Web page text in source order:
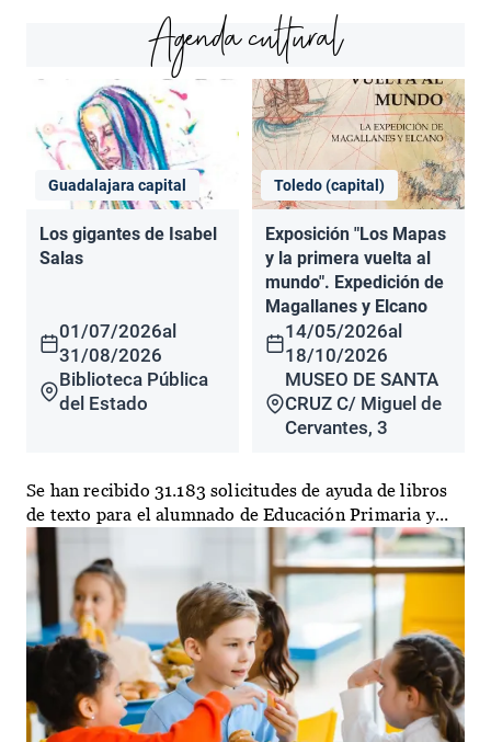
Agenda cultural
Guadalajara capital
Los gigantes de Isabel
Salas
01/07/2026al
31/08/2026
Biblioteca Pública
del Estado
Toledo (capital)
Exposición "Los Mapas
y la primera vuelta al
mundo". Expedición de
Magallanes y Elcano
14/05/2026al
18/10/2026
MUSEO DE SANTA
CRUZ C/ Miguel de
Cervantes, 3
Se han recibido 31.183 solicitudes de ayuda de libros
de texto para el alumnado de Educación Primaria y...